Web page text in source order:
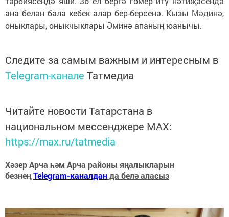
ана белән бала кебек алар бер-берсенә. Кызы Мәдинә,
оныклары, оныкчыклары Әминә апаның юанычы.
Следите за самым важным и интересным в
Telegram-канале Татмедиа
Читайте новости Татарстана в
национальном мессенджере MАХ:
https://max.ru/tatmedia
Хәзер Арча һәм Арча районы яңалыкларын
безнеңTelegram-каналданда белә аласыз